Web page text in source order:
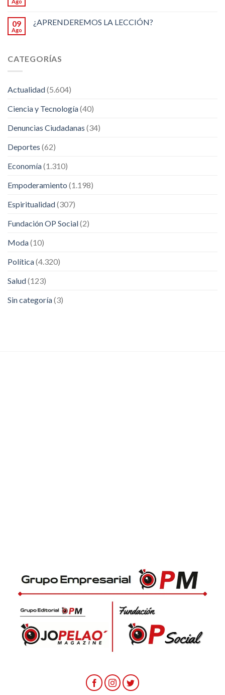
Ago
09
Ago
¿APRENDEREMOS LA LECCIÓN?
CATEGORÍAS
Actualidad(5.604)
Ciencia y Tecnología(40)
Denuncias Ciudadanas (34)
Deportes (62)
Economía(1.310)
Empoderamiento (1.198)
Espiritualidad(307)
Fundación OP Social(2)
Moda(10)
Política(4.320)
Salud(123)
Sin categoría(3)